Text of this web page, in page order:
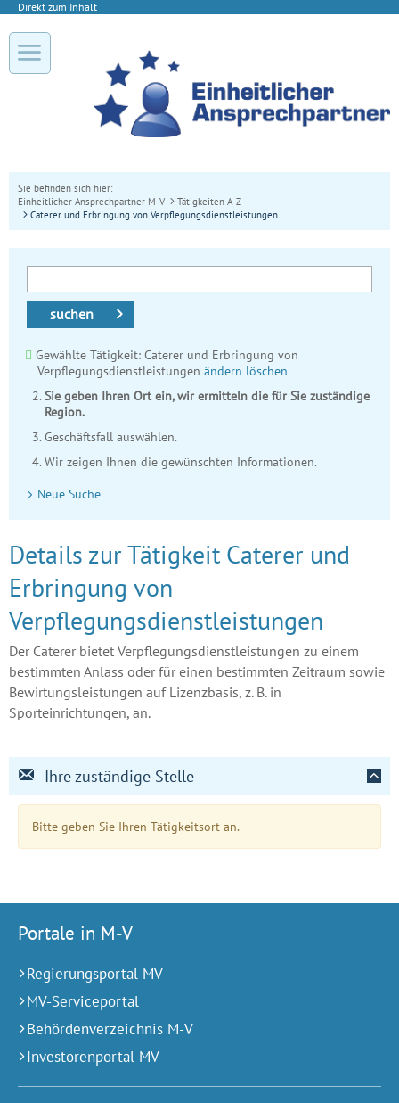
Direkt zum Inhalt
Sie befinden sich hier:
Einheitlicher Ansprechpartner M-V
Tätigkeiten A-Z
Caterer und Erbringung von Verpflegungsdienstleistungen
suchen
Gewählte Tätigkeit: Caterer und Erbringung von
Verpflegungsdienstleistungen ändern löschen
Sie geben Ihren Ort ein, wir ermitteln die für Sie zuständige
Region.
Geschäftsfall auswählen.
Wir zeigen Ihnen die gewünschten Informationen.
Neue Suche
Details zur Tätigkeit Caterer und
Erbringung von
Verpflegungsdienstleistungen
Der Caterer bietet Verpflegungsdienstleistungen zu einem
bestimmten Anlass oder für einen bestimmten Zeitraum sowie
Bewirtungsleistungen auf Lizenzbasis, z. B. in
Sporteinrichtungen, an.
Ihre zuständige Stelle
Bitte geben Sie Ihren Tätigkeitsort an.
Portale in M-V
Regierungsportal MV
MV-Serviceportal
Behördenverzeichnis M-V
Investorenportal MV